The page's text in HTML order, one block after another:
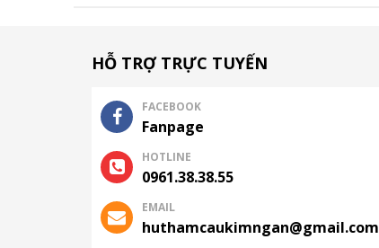
HỖ TRỢ TRỰC TUYẾN
FACEBOOK
Fanpage
HOTLINE
0961.38.38.55
EMAIL
huthamcaukimngan@gmail.com